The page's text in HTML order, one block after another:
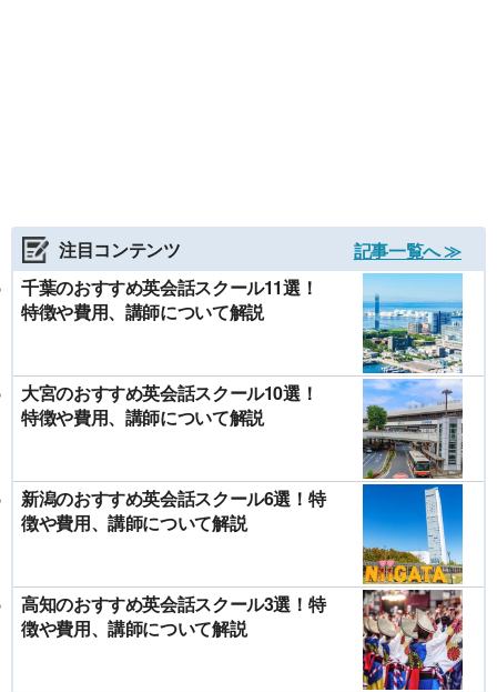
注目コンテンツ
記事一覧へ ≫
千葉のおすすめ英会話スクール11選！
特徴や費用、講師について解説
大宮のおすすめ英会話スクール10選！
特徴や費用、講師について解説
新潟のおすすめ英会話スクール6選！特
徴や費用、講師について解説
高知のおすすめ英会話スクール3選！特
徴や費用、講師について解説